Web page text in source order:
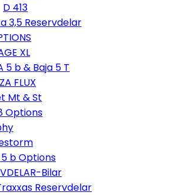
D 413
3,5 Reservdelar
XL
5 b & Baja 5 T
FLUX
Mt & St
Options
5 b Options
Bilar
Reservdelar